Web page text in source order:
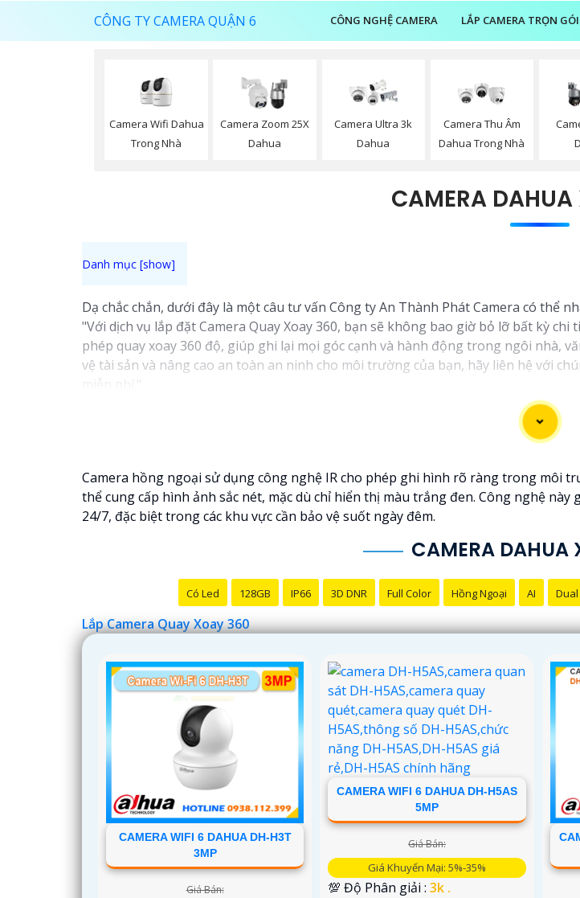
CÔNG TY CAMERA QUẬN 6 CÔNG NGHỆ CAMERA LẮP CAMERA TRỌN GÓI
Camera Wifi Dahua
Trong Nhà
Camera Zoom 25X
Dahua
Camera Ultra 3k
Dahua
Camera Thu Âm
Dahua Trong Nhà
CAMERA
Dạ chắc chắn, dưới đây là một câu tư vấn Công ty An Thành Phát Camera có thể
"Với dịch vụ lắp đặt Camera Quay Xoay 360, bạn sẽ không bao giờ bỏ lỡ bất kỳ
phép quay xoay 360 độ, giúp ghi lại mọi góc cạnh và hành động trong ngôi nhà,
vệ tài sản và nâng cao an toàn an ninh cho môi trường của bạn, hãy liên hệ với
miễn phí."
Hy vọng câu này sẽ giúp bạn trong việc giới thiệu dịch vụ lắp đặt Camera Quay
Camera hồng ngoại sử dụng công nghệ IR cho phép ghi hình rõ ràng trong môi
thể cung cấp hình ảnh sắc nét, mặc dù chỉ hiển thị màu trắng đen. Công nghệ
24/7, đặc biệt trong các khu vực cần bảo vệ suốt ngày đêm.
CAMERA DAHUA
Có Led 128GB IP66 3D DNR Full Color Hồng Ngoại AI
Lắp Camera Quay Xoay 360
CAMERA WIFI 6 DAHUA DH-H3T
3MP
Giá Bán:
CAMERA WIFI 6 DAHUA DH-H5AS
5MP
Giá Bán:
Giá Khuyến Mại: 5%-35%
💯 Độ Phân giải :3k .